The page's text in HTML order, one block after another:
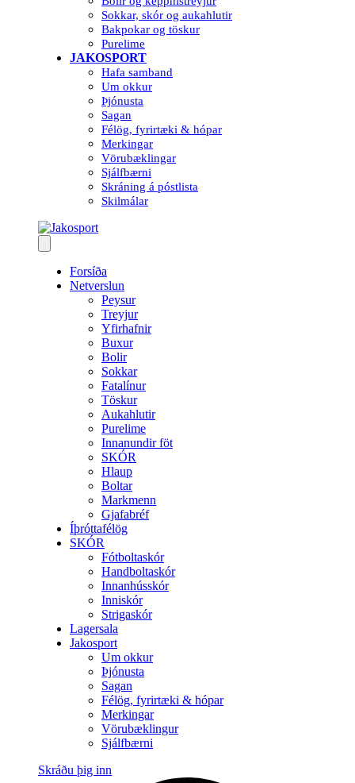
Sokkar, skór og aukahlutir
Bakpokar og töskur
Purelime
JAKOSPORT
Hafa samband
Um okkur
Þjónusta
Sagan
Félög, fyrirtæki & hópar
Merkingar
Vörubæklingar
Sjálfbærni
Skráning á póstlista
Skilmálar
Forsíða
Netverslun
Peysur
Treyjur
Yfirhafnir
Buxur
Bolir
Sokkar
Fatalínur
Töskur
Aukahlutir
Purelime
Innanundir föt
SKÓR
Hlaup
Boltar
Markmenn
Gjafabréf
Íþróttafélög
SKÓR
Fótboltaskór
Handboltaskór
Innanhússkór
Inniskór
Strigaskór
Lagersala
Jakosport
Um okkur
Þjónusta
Sagan
Félög, fyrirtæki & hópar
Merkingar
Vörubæklingur
Sjálfbærni
Skráðu þig inn